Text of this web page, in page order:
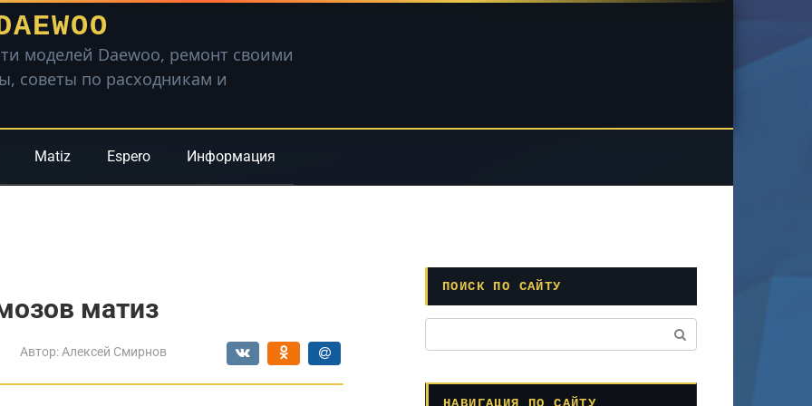
моделей Daewoo, ремонт своими
советы по расходникам и
Matiz Espero Информация
матиз
Автор: Алексей Смирнов
ПОИСК ПО САЙТУ